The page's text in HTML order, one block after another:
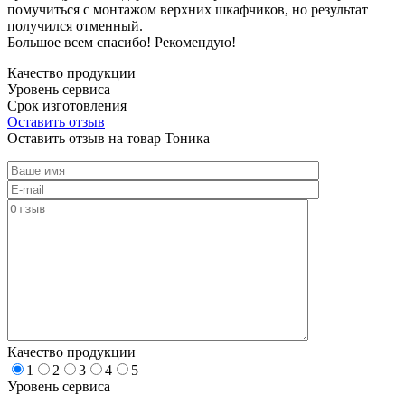
помучиться с монтажом верхних шкафчиков, но результат
получился отменный.
Большое всем спасибо! Рекомендую!
Качество продукции
Уровень сервиса
Срок изготовления
Оставить отзыв
Оставить отзыв на товар Тоника
Качество продукции
1
2 3 4
5
Уровень сервиса